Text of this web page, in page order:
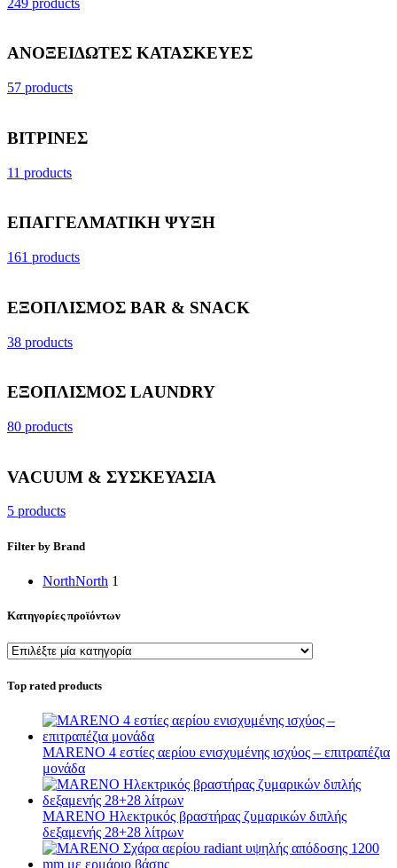
ΑΝΟΞΕΙΔΩΤΕΣ ΚΑΤΑΣΚΕΥΕΣ
57 products
ΒΙΤΡΙΝΕΣ
11 products
ΕΠΑΓΓΕΛΜΑΤΙΚΗ ΨΥΞΗ
161 products
ΕΞΟΠΛΙΣΜΟΣ BAR & SNACK
38 products
ΕΞΟΠΛΙΣΜΟΣ LAUNDRY
80 products
VACUUM & ΣΥΣΚΕΥΑΣΙΑ
5 products
Filter by Brand
NorthNorth 1
Κατηγορίες προϊόντων
Top rated products
MARENO 4 εστίες αερίου ενισχυμένης ισχύος – επιτραπέζια
μονάδα
MARENO Ηλεκτρικός βραστήρας ζυμαρικών διπλής
δεξαμενής 28+28 λίτρων